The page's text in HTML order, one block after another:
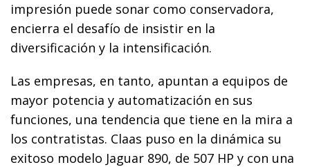
impresión puede sonar como conservadora,
encierra el desafío de insistir en la
diversificación y la intensificación.
Las empresas, en tanto, apuntan a equipos de
mayor potencia y automatización en sus
funciones, una tendencia que tiene en la mira a
los contratistas. Claas puso en la dinámica su
exitoso modelo Jaguar 890, de 507 HP y con una